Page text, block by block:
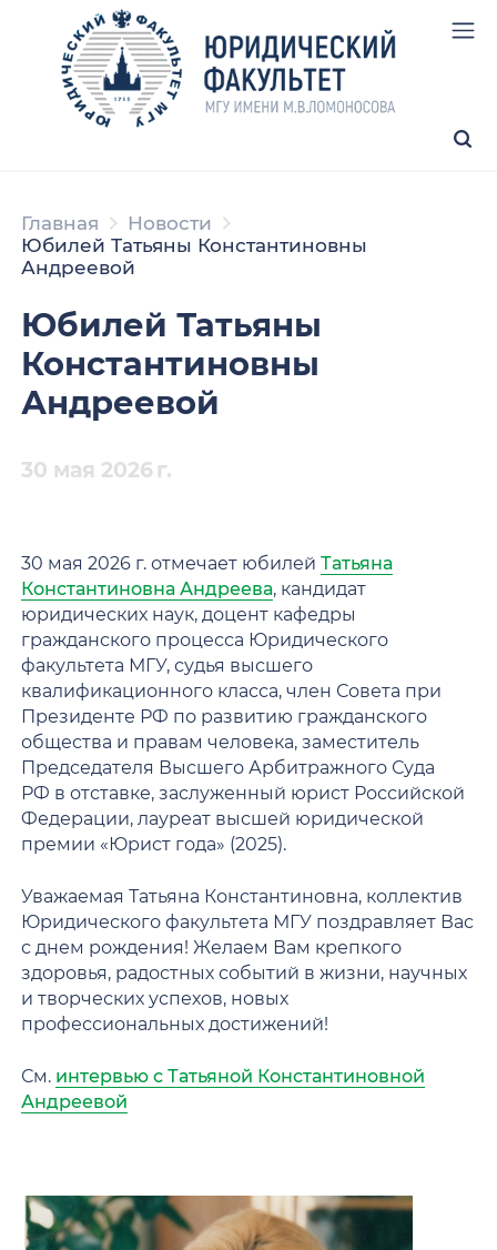
Главная
Новости
Юбилей Татьяны Константиновны
Андреевой
Юбилей Татьяны
Константиновны
Андреевой
30 мая 2026 г.
30 мая 2026 г. отмечает юбилейТатьяна
Константиновна Андреева, кандидат
юридических наук, доцент кафедры
гражданского процесса Юридического
факультета МГУ, судья высшего
квалификационного класса, член Совета при
Президенте РФ по развитию гражданского
общества и правам человека, заместитель
Председателя Высшего Арбитражного Суда
РФ в отставке, заслуженный юрист Российской
Федерации, лауреат высшей юридической
премии «Юрист года» (2025).
Уважаемая Татьяна Константиновна, коллектив
Юридического факультета МГУ поздравляет Вас
с днем рождения! Желаем Вам крепкого
здоровья, радостных событий в жизни, научных
и творческих успехов, новых
профессиональных достижений!
См. интервью с Татьяной Константиновной
Андреевой